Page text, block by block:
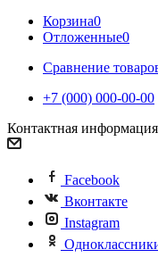
Корзина0
Отложенные0
Сравнение
+7 (000) 000-00-00
Контактная информация
Facebook
Вконтакте
Instagram